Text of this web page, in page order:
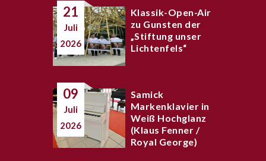
21
Juli
2026
Klassik-Open-Air
zu Gunsten der
„Stiftung unser
Lichtenfels“
09
Juli
2026
Samick
Markenklavier in
Weiß Hochglanz
(Klaus Fenner /
Royal George)